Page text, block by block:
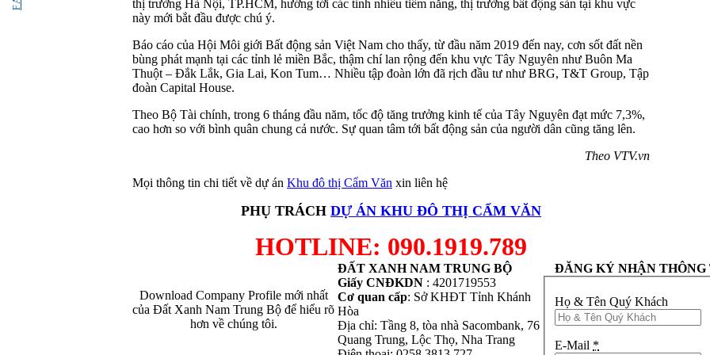
thị trường Hà Nội, TP.HCM, hướng tới các tỉnh nhiều tiềm năng, thị trường bất động sản tại khu vực
này mới bắt đầu được chú ý.
Báo cáo của Hội Môi giới Bất động sản Việt Nam cho thấy, từ đầu năm 2019 đến nay, cơn sốt đất nền
bùng phát mạnh tại các tỉnh lẻ miền Bắc, thậm chí lan rộng đến khu vực Tây Nguyên như Buôn Ma
Thuột – Đắk Lắk, Gia Lai, Kon Tum… Nhiều tập đoàn lớn đã rịch đầu tư như BRG, T&T Group, Tập
đoàn Capital House.
Theo Bộ Tài chính, trong 6 tháng đầu năm, tốc độ tăng trưởng kinh tế của Tây Nguyên đạt mức 7,3%,
cao hơn so với bình quân chung cả nước. Sự quan tâm tới bất động sản của người dân cũng tăng lên.
Theo VTV.vn
Mọi thông tin chi tiết về dự án Khu đô thị Cẩm Văn xin liên hệ
PHỤ TRÁCHDỰ ÁNKHU ĐÔ THỊ CẨM VĂN
HOTLINE: 090.1919.789
Download Company Profile mới nhất
của Đất Xanh Nam Trung Bộ để hiểu rõ
hơn về chúng tôi.
ĐẤT XANH NAM TRUNG BỘ
Giấy CNĐKDN: 4201719553
Cơ quan cấp: Sở KHĐT Tỉnh Khánh
Hòa
Địa chỉ: Tầng 8, tòa nhà Sacombank, 76
Quang Trung, Lộc Thọ, Nha Trang
ĐĂNG KÝ NHẬN THÔNG
Họ & Tên Quý Khách
E-Mail *